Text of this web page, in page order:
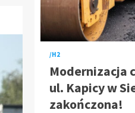
/H2
Modernizacja
ul. Kapicy w
zakończona!